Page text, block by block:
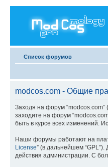
Список форумов
modcos.com - Общие
Заходя на форум
заходите на форум
быть в курсе всех изменений.
Наши форумы работают на
License” (в дальнейшем
действия администрации. С